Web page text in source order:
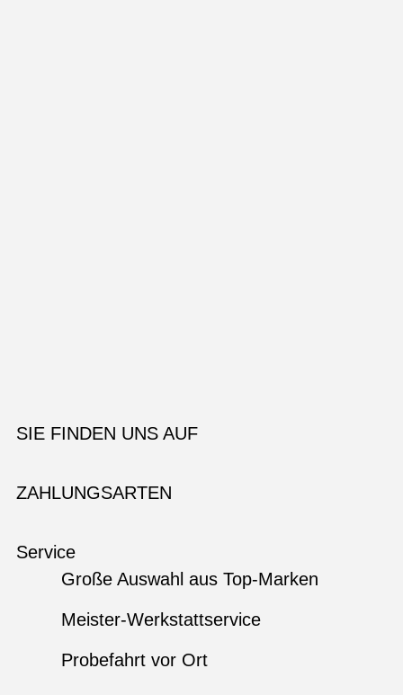
SIE FINDEN UNS AUF
ZAHLUNGSARTEN
Service
Große Auswahl aus Top-Marken
Meister-Werkstattservice
Probefahrt vor Ort